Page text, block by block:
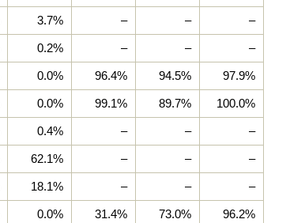
3.7% – – –
0.2% – – –
0.0% 96.4% 94.5% 97.9%
0.0% 99.1% 89.7% 100.0%
0.4% – – –
62.1% – – –
18.1% – – –
0.0% 31.4% 73.0% 96.2%